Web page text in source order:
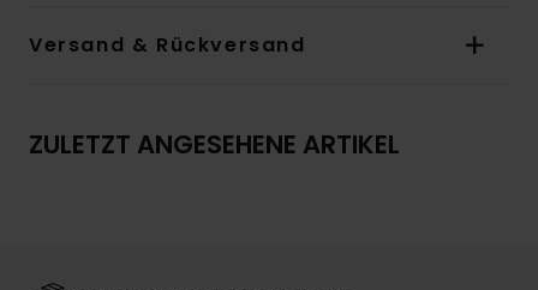
Versand & Rückversand
ZULETZT ANGESEHENE ARTIKEL